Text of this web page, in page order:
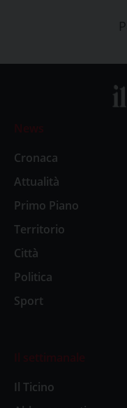
News
Cronaca
Attualità
Primo Piano
Territorio
Città
Politica
Sport
Il settimanale
Il Ticino